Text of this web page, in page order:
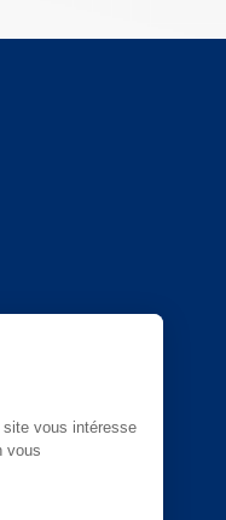
vous intéresse
vous